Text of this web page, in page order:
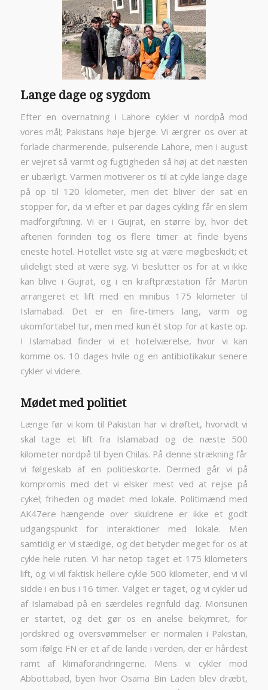
Lange dage og sygdom
Efter en overnatning i Lahore cykler vi nordpå mod
vores mål; Pakistans høje bjerge. Vi ærgrer os over at
forlade charmerende, pulserende Lahore, men i august
er vejret så varmt og fugtigheden så høj at det næsten
er ubærligt. Varmen motiverer os til at cykle lange dage
på op til 120 kilometer, men det bliver der sat en
stopper for, da vi efter et par dages cykling får en slem
madforgiftning. Vi er i Gujrat, en større by, hvor det
aftenen forinden tog os flere timer at finde byens
eneste hotel. Hotellet viste sig at være møgbeskidt; et
ulideligt sted at være syg. Vi beslutter os for at vi ikke
kan blive i Gujrat, og i en kraftpræstation får Martin
arrangeret et lift med en minibus 175 kilometer til
Islamabad. Det er en fire-timers lang, varm og
ukomfortabel tur, men med kun ét stop for at kaste op.
I Islamabad finder vi et hotelværelse, hvor vi kan
komme os. 10 dages hvile og en antibiotikakur senere
cykler vi videre.
Mødet med politiet
Længe før vi kom til Pakistan har vi drøftet, hvorvidt vi
skal tage et lift fra Islamabad og de næste 500
kilometer nordpå til byen Chilas. På denne strækning får
vi følgeskab af en politieskorte. Dermed går vi på
kompromis med det vi elsker mest ved at rejse på
cykel; friheden og mødet med lokale. Politimænd med
AK47ere hængende over skuldrene er ikke et godt
udgangspunkt for interaktioner med lokale. Men
samtidig er vi stædige, og det betyder meget for os at
cykle hele ruten. Vi har netop taget et 175 kilometers
lift, og vi vil faktisk hellere cykle 500 kilometer, end vi vil
sidde i en bus i 16 timer. Valget er taget, og vi cykler ud
af Islamabad på en særdeles regnfuld dag. Monsunen
er startet, og det gør os en anelse bekymret, for
jordskred og oversvømmelser er normalen i Pakistan,
som ifølge FN er et af de lande i verden, der er hårdest
ramt af klimaforandringerne. Mens vi cykler mod
Abbottabad, byen hvor Osama Bin Laden blev dræbt,